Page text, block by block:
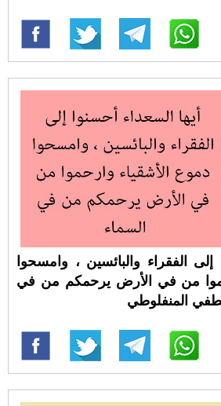
إلى الفقراء والبائسين ، وامسحوا
من في الأرض يرحمكم من في
المنفلوطي